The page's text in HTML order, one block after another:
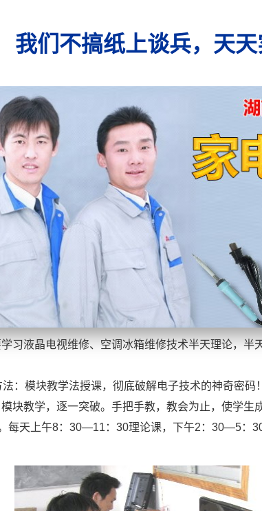
我们不搞纸上谈兵，天天
习液晶电视维修、空调冰箱维修技术半天理论，
：模块教学法授课，彻底破解电子技术的神奇密码
块教学，逐一突破。手把手教，教会为止，使学生
每天上午8：30—11：30理论课，下午2：30—5：